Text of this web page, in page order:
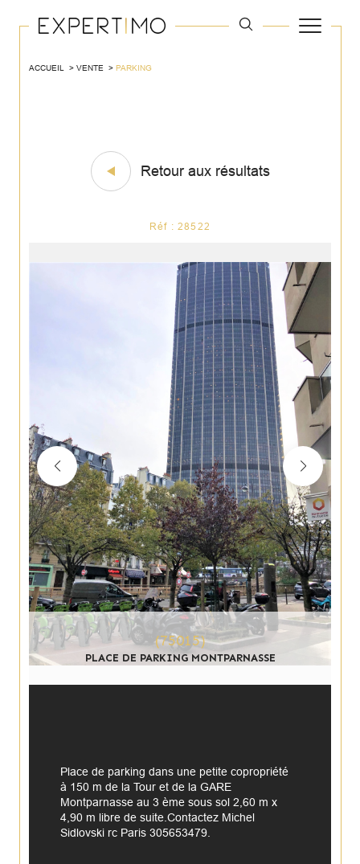
ACCUEIL VENTE PARKING
Retour aux résultats
Réf : 28522
(75015)
PLACE DE PARKING MONTPARNASSE
Place de parking dans une petite copropriété
à 150 m de la Tour et de la GARE
Montparnasse au 3 ème sous sol 2,60 m x
4,90 m libre de suite.Contactez Michel
Sidlovski rc Paris 305653479.